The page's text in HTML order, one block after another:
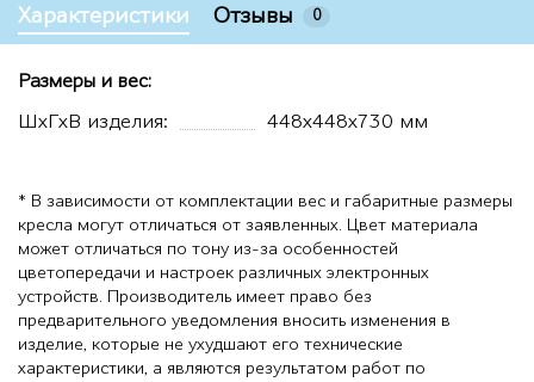
Характеристики Отзывы 0
Размеры и вес:
ШхГхВ изделия: 448х448х730 мм
* В зависимости от комплектации вес и габаритные размеры
кресла могут отличаться от заявленных. Цвет материала
может отличаться по тону из-за особенностей
цветопередачи и настроек различных электронных
устройств. Производитель имеет право без
предварительного уведомления вносить изменения в
изделие, которые не ухудшают его технические
характеристики, а являются результатом работ по